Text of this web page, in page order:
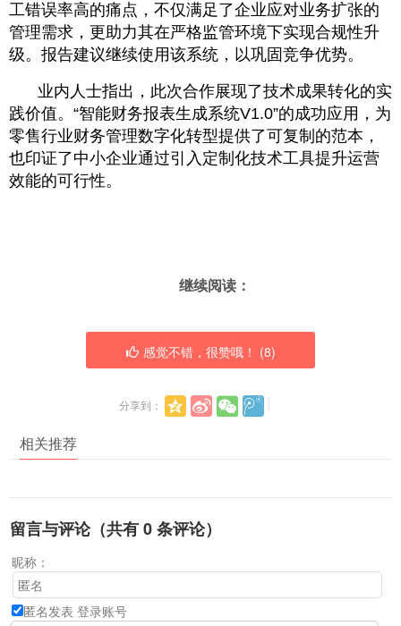
工错误率高的痛点，不仅满足了企业应对业务扩张的
管理需求，更助力其在严格监管环境下实现合规性升
级。报告建议继续使用该系统，以巩固竞争优势。
业内人士指出，此次合作展现了技术成果转化的实
践价值。“智能财务报表生成系统V1.0”的成功应用，为
零售行业财务管理数字化转型提供了可复制的范本，
也印证了中小企业通过引入定制化技术工具提升运营
效能的可行性。
继续阅读：
感觉不错，很赞哦！ (8)
分享到：
相关推荐
留言与评论（共有0条评论）
昵称：
匿名发表 登录账号